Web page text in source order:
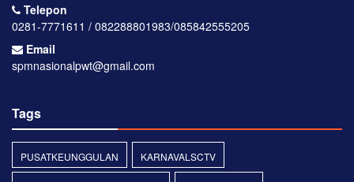
Telepon
0281-7771611 / 082288801983/085842555205
Email
spmnasionalpwt@gmail.com
Tags
PUSATKEUNGGULAN KARNAVALSCTV